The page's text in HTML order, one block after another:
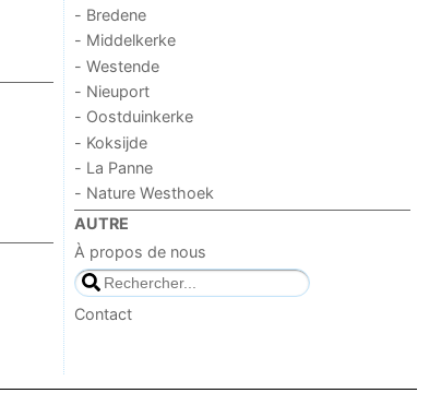
- Bredene
- Middelkerke
- Westende
- Nieuport
- Oostduinkerke
- Koksijde
- La Panne
- Nature Westhoek
AUTRE
À propos de nous
Contact